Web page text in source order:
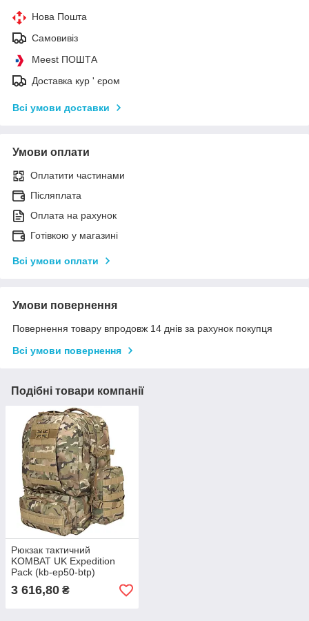
Нова Пошта
Самовивіз
Meest ПОШТА
Доставка кур ' єром
Всі умови доставки
Умови оплати
Оплатити частинами
Післяплата
Оплата на рахунок
Готівкою у магазині
Всі умови оплати
Умови повернення
Повернення товару впродовж 14 днів за рахунок покупця
Всі умови повернення
Подібні товари компанії
Рюкзак тактичний
KOMBAT UK Expedition
Pack (kb-ep50-btp)
3 616,80 ₴